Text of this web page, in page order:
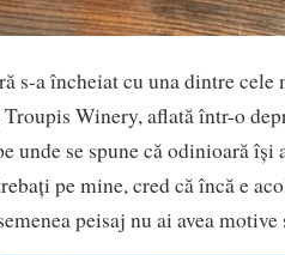
s-a încheiat cu una dintre cele
Troupis Winery, aflată într-o
unde se spune că odinioară își
pe mine, cred că încă e
peisaj nu ai avea motive